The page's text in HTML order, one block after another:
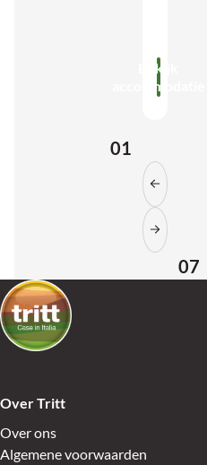
Bekijk
accommodatie
01
07
Over Tritt
Over ons
Algemene voorwaarden